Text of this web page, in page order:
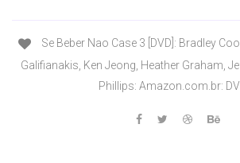
Se Beber Nao Case 3 [DVD]: Bradley
Galifianakis, Ken Jeong, Heather Graham,
Phillips: Amazon.com.br: